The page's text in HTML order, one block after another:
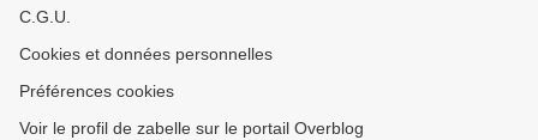
C.G.U.
Cookies et données personnelles
Préférences cookies
Voir le profil de zabelle sur le portail Overblog